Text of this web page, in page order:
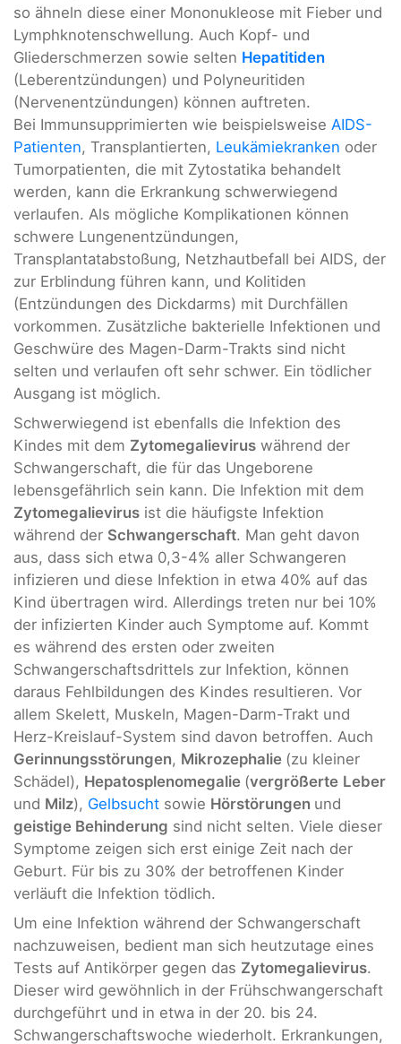
so ähneln diese einer Mononukleose mit Fieber und
Lymphknotenschwellung. Auch Kopf- und
Gliederschmerzen sowie selten Hepatitiden
(Leberentzündungen) und Polyneuritiden
(Nervenentzündungen) können auftreten.
Bei Immunsupprimierten wie beispielsweise AIDS-
Patienten, Transplantierten, Leukämiekranken oder
Tumorpatienten, die mit Zytostatika behandelt
werden, kann die Erkrankung schwerwiegend
verlaufen. Als mögliche Komplikationen können
schwere Lungenentzündungen,
Transplantatabstoßung, Netzhautbefall bei AIDS, der
zur Erblindung führen kann, und Kolitiden
(Entzündungen des Dickdarms) mit Durchfällen
vorkommen. Zusätzliche bakterielle Infektionen und
Geschwüre des Magen-Darm-Trakts sind nicht
selten und verlaufen oft sehr schwer. Ein tödlicher
Ausgang ist möglich.
Schwerwiegend ist ebenfalls die Infektion des
Kindes mit dem Zytomegalievirus während der
Schwangerschaft, die für das Ungeborene
lebensgefährlich sein kann. Die Infektion mit dem
Zytomegalievirus ist die häufigste Infektion
während der Schwangerschaft. Man geht davon
aus, dass sich etwa 0,3-4% aller Schwangeren
infizieren und diese Infektion in etwa 40% auf das
Kind übertragen wird. Allerdings treten nur bei 10%
der infizierten Kinder auch Symptome auf. Kommt
es während des ersten oder zweiten
Schwangerschaftsdrittels zur Infektion, können
daraus Fehlbildungen des Kindes resultieren. Vor
allem Skelett, Muskeln, Magen-Darm-Trakt und
Herz-Kreislauf-System sind davon betroffen. Auch
Gerinnungsstörungen, Mikrozephalie (zu kleiner
Schädel), Hepatosplenomegalie (vergrößerte Leber
und Milz), Gelbsucht sowie Hörstörungen und
geistige Behinderung sind nicht selten. Viele dieser
Symptome zeigen sich erst einige Zeit nach der
Geburt. Für bis zu 30% der betroffenen Kinder
verläuft die Infektion tödlich.
Um eine Infektion während der Schwangerschaft
nachzuweisen, bedient man sich heutzutage eines
Tests auf Antikörper gegen das Zytomegalievirus.
Dieser wird gewöhnlich in der Frühschwangerschaft
durchgeführt und in etwa in der 20. bis 24.
Schwangerschaftswoche wiederholt. Erkrankungen,